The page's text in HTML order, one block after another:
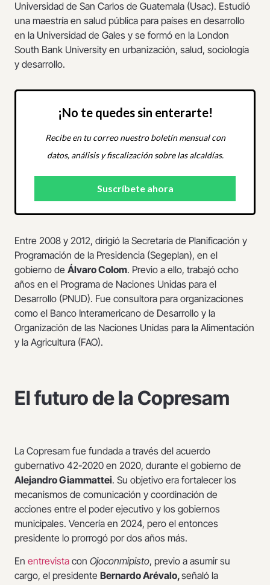
Universidad de San Carlos de Guatemala (Usac). Estudió
una maestría en salud pública para países en desarrollo
en la Universidad de Gales y se formó en la London
South Bank University en urbanización, salud, sociología
y desarrollo.
¡No te quedes sin enterarte!
Recibe en tu correo nuestro boletín mensual con
datos, análisis y fiscalización sobre las alcaldías.
Entre 2008 y 2012, dirigió la Secretaría de Planificación y
Programación de la Presidencia (Segeplan), en el
gobierno de Álvaro Colom. Previo a ello, trabajó ocho
años en el Programa de Naciones Unidas para el
Desarrollo (PNUD). Fue consultora para organizaciones
como el Banco Interamericano de Desarrollo y la
Organización de las Naciones Unidas para la Alimentación
y la Agricultura (FAO).
El futuro de la Copresam
La Copresam fue fundada a través del acuerdo
gubernativo 42-2020 en 2020, durante el gobierno de
Alejandro Giammattei. Su objetivo era fortalecer los
mecanismos de comunicación y coordinación de
acciones entre el poder ejecutivo y los gobiernos
municipales. Vencería en 2024, pero el entonces
presidente lo prorrogó por dos años más.
En entrevista con Ojoconmipisto, previo a asumir su
cargo, el presidente Bernardo Arévalo,señaló la